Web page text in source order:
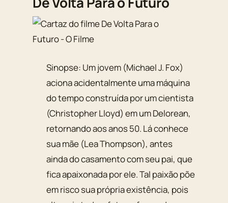
Sinopse: Um jovem (Michael J. Fox)
aciona acidentalmente uma máquina
do tempo construída por um cientista
(Christopher Lloyd) em um Delorean,
retornando aos anos 50. Lá conhece
sua mãe (Lea Thompson), antes
ainda do casamento com seu pai, que
fica apaixonada por ele. Tal paixão põe
em risco sua própria existência, pois